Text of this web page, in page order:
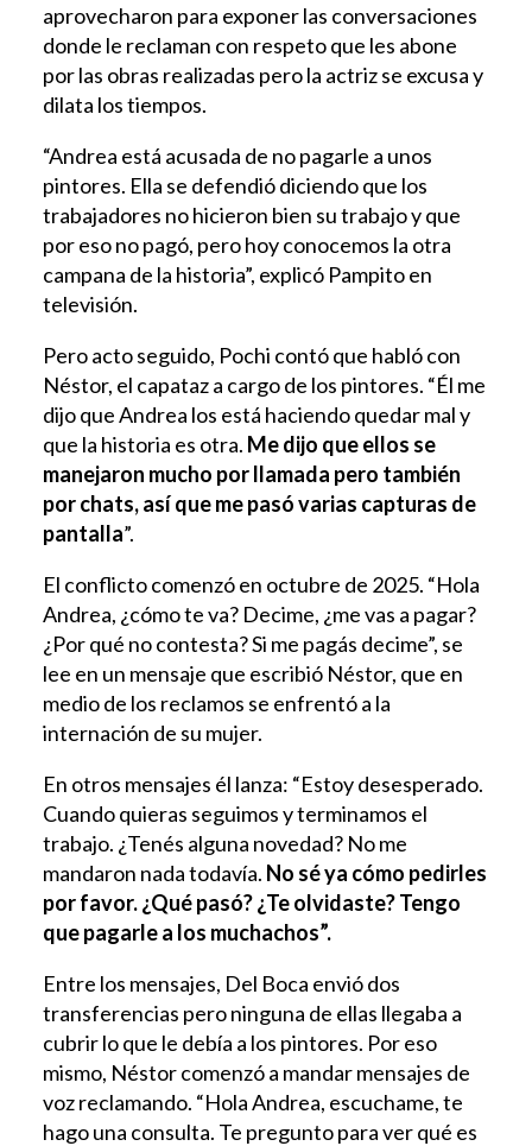
aprovecharon para exponer las conversaciones
donde le reclaman con respeto que les abone
por las obras realizadas pero la actriz se excusa y
dilata los tiempos.
“Andrea está acusada de no pagarle a unos
pintores. Ella se defendió diciendo que los
trabajadores no hicieron bien su trabajo y que
por eso no pagó, pero hoy conocemos la otra
campana de la historia”, explicó Pampito en
televisión.
Pero acto seguido, Pochi contó que habló con
Néstor, el capataz a cargo de los pintores. “Él me
dijo que Andrea los está haciendo quedar mal y
que la historia es otra. Me dijo que ellos se
manejaron mucho por llamada pero también
por chats, así que me pasó varias capturas de
pantalla”.
El conflicto comenzó en octubre de 2025. “Hola
Andrea, ¿cómo te va? Decime, ¿me vas a pagar?
¿Por qué no contesta? Si me pagás decime”, se
lee en un mensaje que escribió Néstor, que en
medio de los reclamos se enfrentó a la
internación de su mujer.
En otros mensajes él lanza: “Estoy desesperado.
Cuando quieras seguimos y terminamos el
trabajo. ¿Tenés alguna novedad? No me
mandaron nada todavía. No sé ya cómo pedirles
por favor. ¿Qué pasó? ¿Te olvidaste? Tengo
que pagarle a los muchachos”.
Entre los mensajes, Del Boca envió dos
transferencias pero ninguna de ellas llegaba a
cubrir lo que le debía a los pintores. Por eso
mismo, Néstor comenzó a mandar mensajes de
voz reclamando. “Hola Andrea, escuchame, te
hago una consulta. Te pregunto para ver qué es